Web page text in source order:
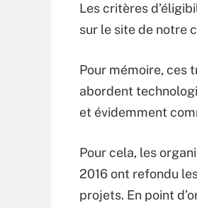
Les critères
sur le site de notre
Pour mémoire, ces
abordent
et évidemment
Pour cela, les
2016 ont refondu
projets. En point